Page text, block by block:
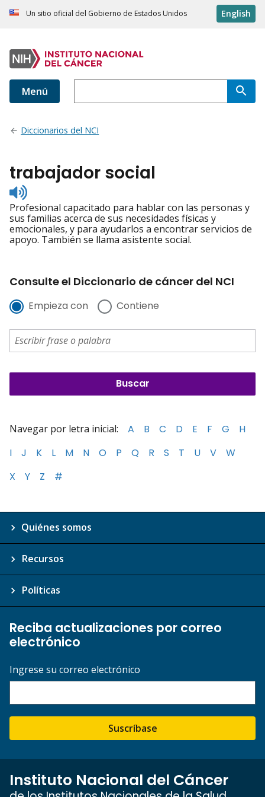
Un sitio oficial del Gobierno de Estados Unidos English
Menú
Diccionarios del NCI
trabajador social
Listen
to
pronunciation
Profesional capacitado para hablar con las personas y
sus familias acerca de sus necesidades físicas y
emocionales, y para ayudarlos a encontrar servicios de
apoyo. También se llama asistente social.
Consulte el Diccionario de cáncer del NCI
Empieza con Contiene
Navegar por letra inicial: A B C D E F G
H
I
J K L M N O P Q R S T U V
W
X
Y Z #
Quiénes somos
Recursos
Políticas
Reciba actualizaciones por correo
electrónico
Ingrese su correo electrónico
Suscríbase
Instituto Nacional del Cáncer